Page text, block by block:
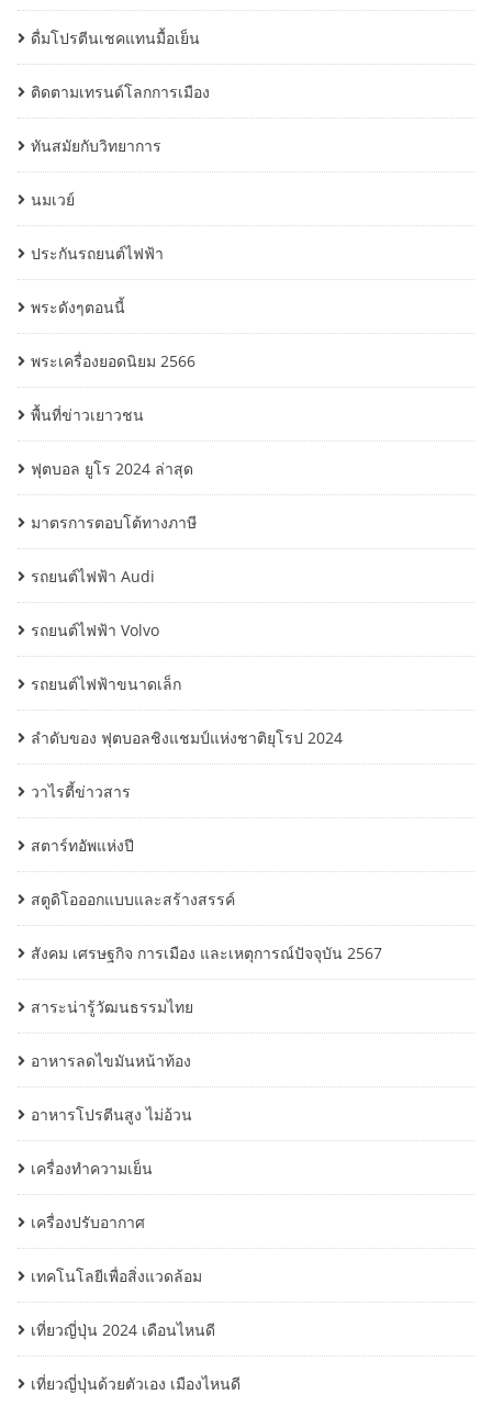
ดื่มโปรตีนเชคแทนมื้อเย็น
ติดตามเทรนด์โลกการเมือง
ทันสมัยกับวิทยาการ
นมเวย์
ประกันรถยนต์ไฟฟ้า
พระดังๆตอนนี้
พระเครื่องยอดนิยม 2566
พื้นที่ข่าวเยาวชน
ฟุตบอล ยูโร 2024 ล่าสุด
มาตรการตอบโต้ทางภาษี
รถยนต์ไฟฟ้า Audi
รถยนต์ไฟฟ้า Volvo
รถยนต์ไฟฟ้าขนาดเล็ก
ลำดับของ ฟุตบอลชิงแชมป์แห่งชาติยุโรป 2024
วาไรตี้ข่าวสาร
สตาร์ทอัพแห่งปี
สตูดิโอออกแบบและสร้างสรรค์
สังคม เศรษฐกิจ การเมือง และเหตุการณ์ปัจจุบัน 2567
สาระน่ารู้วัฒนธรรมไทย
อาหารลดไขมันหน้าท้อง
อาหารโปรตีนสูง ไม่อ้วน
เครื่องทำความเย็น
เครื่องปรับอากาศ
เทคโนโลยีเพื่อสิ่งแวดล้อม
เที่ยวญี่ปุ่น 2024 เดือนไหนดี
เที่ยวญี่ปุ่นด้วยตัวเอง เมืองไหนดี